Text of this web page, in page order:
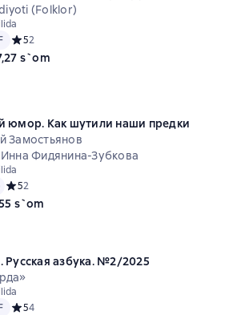
(Folklor)
Средний рейтинг 5 на основе 2 оценок
52
s`om
юмор. Как шутили наши предки
Замостьянов
Фидянина-Зубкова
Средний рейтинг 5 на основе 2 оценок
52
s`om
Русская азбука. №2/2025
Средний рейтинг 5 на основе 4 оценок
54